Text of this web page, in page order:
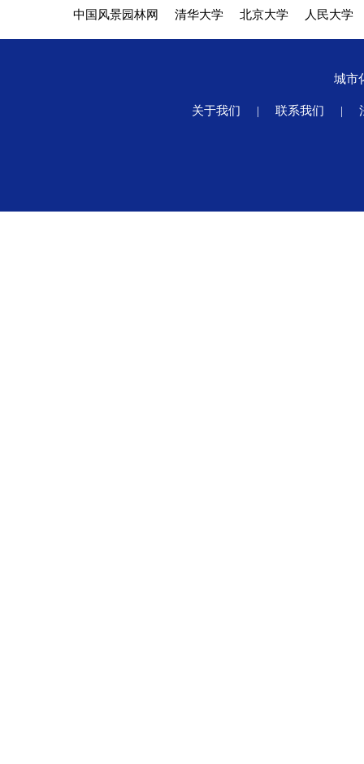
中国风景园林网 清华大学 北京大学 人民大学
城市
关于我们 | 联系我们 |